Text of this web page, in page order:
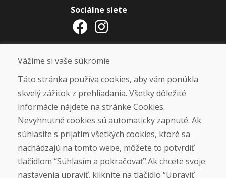
Sociálne siete
Otváracie hodiny
UKONČENÁ. ĎAKUJEME VÁM ZA
PRIAZEŇ A TEŠÍME SA NA VÁS OPÄŤ
OD 14. 9. 2026.
Nájsť na Google mape
Vážime si vaše súkromie
Táto stránka používa cookies, aby vám ponúkla
skvelý zážitok z prehliadania. Všetky dôležité
informácie nájdete na stránke Cookies.
Nevyhnutné cookies sú automaticky zapnuté. Ak
súhlasíte s prijatím všetkých cookies, ktoré sa
nachádzajú na tomto webe, môžete to potvrdiť
tlačidlom “Súhlasím a pokračovať“.Ak chcete svoje
nastavenia upraviť, kliknite na tlačidlo “Upraviť